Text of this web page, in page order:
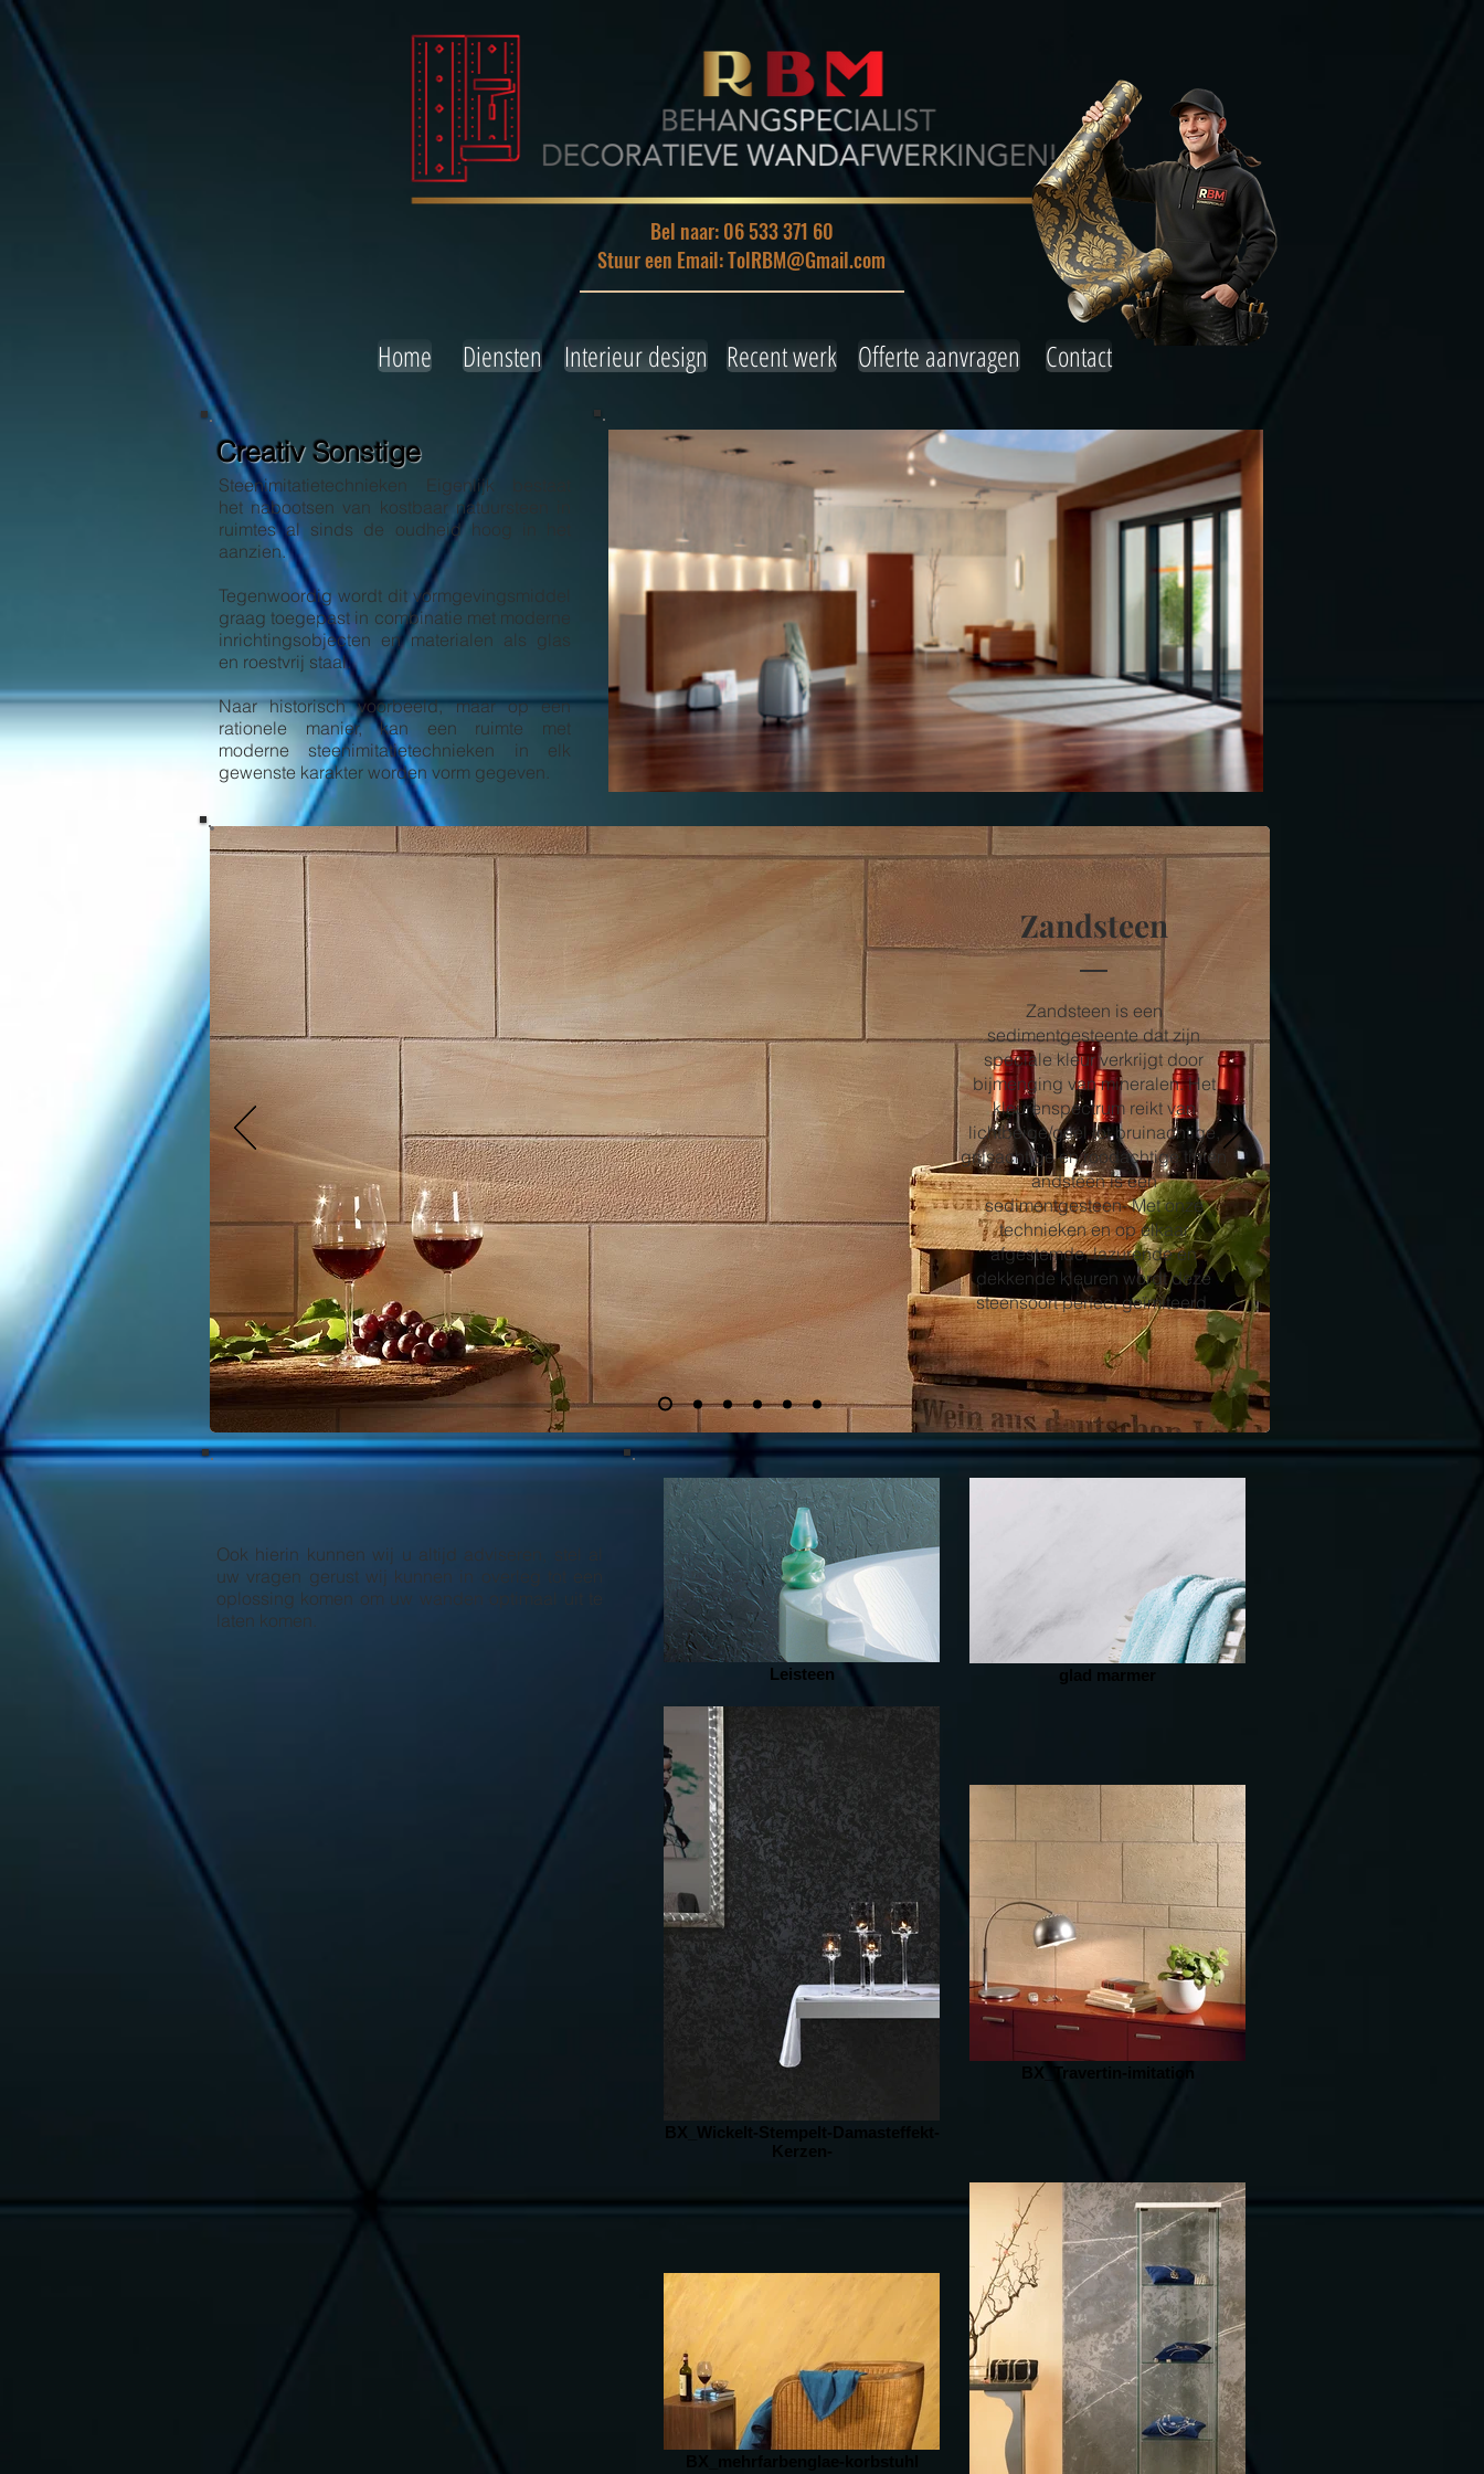
Bel naar: 06 533 371 60
Stuur een Email: TolRBM@Gmail.com
Home Diensten Interieur design Recent werk Offerte aanvragen Contact
Creativ Sonstige
Steenimitatietechnieken Eigenlijk bestaat
het nabootsen van kostbaar natuursteen in
ruimtes al sinds de oudheid hoog in het
aanzien.
Tegenwoordig wordt dit vormgevingsmiddel
graag toegepast in combinatie met moderne
inrichtingsobjecten en materialen als glas
en roestvrij staal.
Naar historisch voorbeeld, maar op een
rationele manier, kan een ruimte met
moderne steenimitatietechnieken in elk
gewenste karakter worden vorm gegeven.
Zandsteen
Zandsteen is een
sedimentgesteente dat zijn
speciale kleur verkrijgt door
bijmenging van mineralen. Het
kleurenspectrum reikt van
lichtbeige/geel tot bruinachtige,
grijsachtige en roodachtige tinten
andsteen is een
sedimentgesteen- Met onze
technieken en op elkaar
afgestemde, lazurende en
dekkende kleuren wordt deze
steensoort perfect geïmiteerd.
Ook hierin kunnen wij u altijd adviseren, stel al
uw vragen gerust wij kunnen in overleg tot een
oplossing komen om uw wanden optimaal uit te
laten komen.
Leisteen glad marmer
BX_Wickelt-Stempelt-Damasteffekt-
Kerzen-
BX_Travertin-imitation